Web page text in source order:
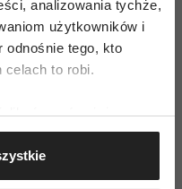
analizowania tychże,
użytkowników i
odnośnie tego, kto
celach to robi.
również:
Twojej lokalizacji
nawet do kilku metrów
aktywnie